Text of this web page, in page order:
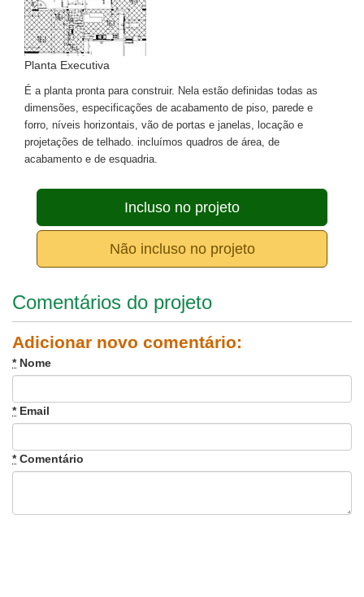
Planta Executiva
É a planta pronta para construir. Nela estão definidas todas as
dimensões, especificações de acabamento de piso, parede e
forro, níveis horizontais, vão de portas e janelas, locação e
projetações de telhado. incluímos quadros de área, de
acabamento e de esquadria.
Incluso no projeto
Não incluso no projeto
Comentários do projeto
Adicionar novo comentário:
*Nome
*Email
*Comentário